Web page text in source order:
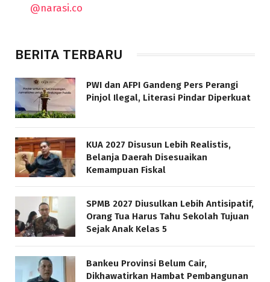
@narasi.co
BERITA TERBARU
PWI dan AFPI Gandeng Pers Perangi
Pinjol Ilegal, Literasi Pindar Diperkuat
KUA 2027 Disusun Lebih Realistis,
Belanja Daerah Disesuaikan
Kemampuan Fiskal
SPMB 2027 Diusulkan Lebih Antisipatif,
Orang Tua Harus Tahu Sekolah Tujuan
Sejak Anak Kelas 5
Bankeu Provinsi Belum Cair,
Dikhawatirkan Hambat Pembangunan